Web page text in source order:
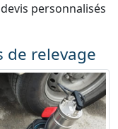
personnalisés
de relevage